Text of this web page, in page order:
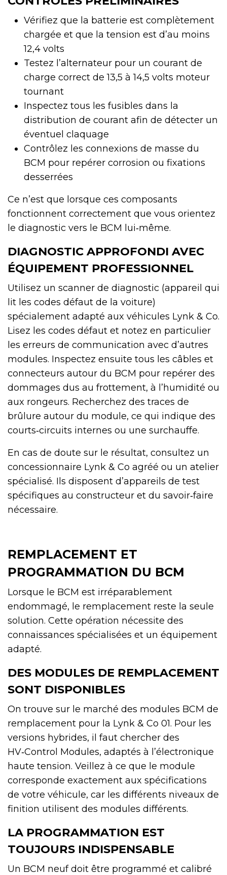
Vérifiez que la batterie est complètement
chargée et que la tension est d’au moins
12,4 volts
Testez l’alternateur pour un courant de
charge correct de 13,5 à 14,5 volts moteur
tournant
Inspectez tous les fusibles dans la
distribution de courant afin de détecter un
éventuel claquage
Contrôlez les connexions de masse du
BCM pour repérer corrosion ou fixations
desserrées
Ce n’est que lorsque ces composants
fonctionnent correctement que vous orientez
le diagnostic vers le BCM lui‑même.
DIAGNOSTIC APPROFONDI AVEC
ÉQUIPEMENT PROFESSIONNEL
Utilisez un scanner de diagnostic (appareil qui
lit les codes défaut de la voiture)
spécialement adapté aux véhicules Lynk & Co.
Lisez les codes défaut et notez en particulier
les erreurs de communication avec d’autres
modules. Inspectez ensuite tous les câbles et
connecteurs autour du BCM pour repérer des
dommages dus au frottement, à l’humidité ou
aux rongeurs. Recherchez des traces de
brûlure autour du module, ce qui indique des
courts‑circuits internes ou une surchauffe.
En cas de doute sur le résultat, consultez un
concessionnaire Lynk & Co agréé ou un atelier
spécialisé. Ils disposent d’appareils de test
spécifiques au constructeur et du savoir‑faire
nécessaire.
REMPLACEMENT ET
PROGRAMMATION DU BCM
Lorsque le BCM est irréparablement
endommagé, le remplacement reste la seule
solution. Cette opération nécessite des
connaissances spécialisées et un équipement
adapté.
DES MODULES DE REMPLACEMENT
SONT DISPONIBLES
On trouve sur le marché des modules BCM de
remplacement pour la Lynk & Co 01. Pour les
versions hybrides, il faut chercher des
HV‑Control Modules, adaptés à l’électronique
haute tension. Veillez à ce que le module
corresponde exactement aux spécifications
de votre véhicule, car les différents niveaux de
finition utilisent des modules différents.
LA PROGRAMMATION EST
TOUJOURS INDISPENSABLE
Un BCM neuf doit être programmé et calibré